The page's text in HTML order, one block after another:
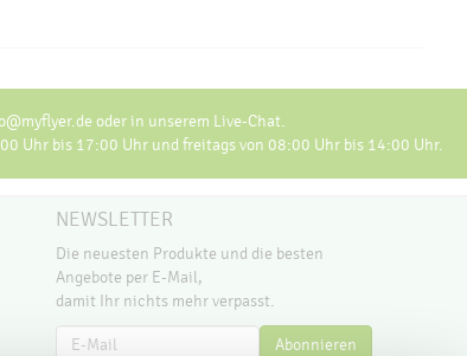
oder in unserem Live-Chat.
Uhr bis 17:00 Uhr und freitags von 08:00 Uhr bis 14:00 Uhr.
NEWSLETTER
Die neuesten Produkte und die besten
Angebote per E-Mail,
damit Ihr nichts mehr verpasst.
Newsletter
Abonnieren